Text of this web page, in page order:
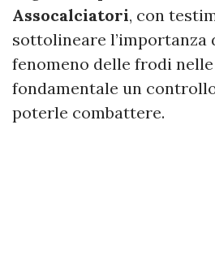
Assocalciatori, con
sottolineare l’importanza
fenomeno delle frodi
fondamentale un
poterle combattere.